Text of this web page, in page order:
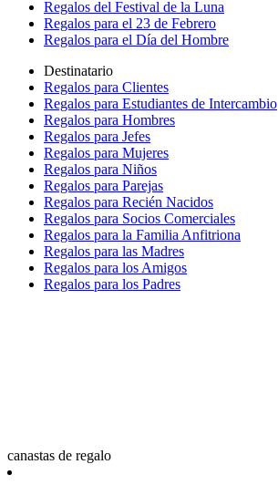
Regalos del Festival de la Luna
Regalos para el 23 de Febrero
Regalos para el Día del Hombre
Destinatario
Regalos para Clientes
Regalos para Estudiantes de Intercambio
Regalos para Hombres
Regalos para Jefes
Regalos para Mujeres
Regalos para Niños
Regalos para Parejas
Regalos para Recién Nacidos
Regalos para Socios Comerciales
Regalos para la Familia Anfitriona
Regalos para las Madres
Regalos para los Amigos
Regalos para los Padres
canastas de regalo